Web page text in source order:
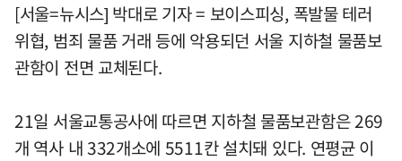
[서울=뉴시스] 박대로 기자 = 보이스피싱, 폭발물 테러
위협, 범죄 물품 거래 등에 악용되던 서울 지하철 물품보
관함이 전면 교체된다.
21일 서울교통공사에 따르면 지하철 물품보관함은 269
개 역사 내 332개소에 5511칸 설치돼 있다. 연평균 이